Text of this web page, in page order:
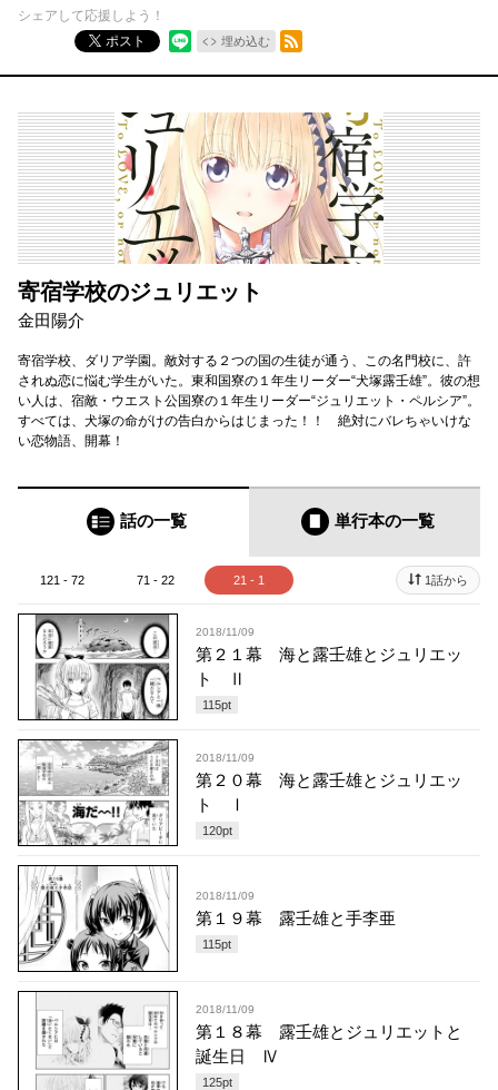
シェアして応援しよう！
ポスト
埋め込む
RSSフィード
寄宿学校のジュリエット
金田陽介
寄宿学校、ダリア学園。敵対する２つの国の生徒が通う、この名門校に、許
されぬ恋に悩む学生がいた。東和国寮の１年生リーダー“犬塚露壬雄”。彼の想
い人は、宿敵・ウエスト公国寮の１年生リーダー“ジュリエット・ペルシア”。
すべては、犬塚の命がけの告白からはじまった！！ 絶対にバレちゃいけな
い恋物語、開幕！
話の一覧 単行本の一覧
121 - 72 71 - 22 21 - 1 1話から
2018/11/09
第２１幕 海と露壬雄とジュリエッ
ト Ⅱ
115pt
2018/11/09
第２０幕 海と露壬雄とジュリエッ
ト Ⅰ
120pt
2018/11/09
第１９幕 露壬雄と手李亜
115pt
2018/11/09
第１８幕 露壬雄とジュリエットと
誕生日 Ⅳ
125pt